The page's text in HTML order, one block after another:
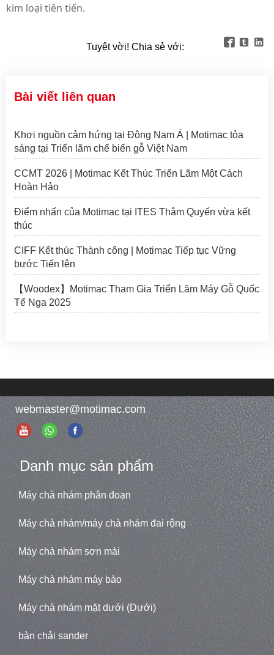
kim loại tiên tiến.
Tuyệt vời! Chia sẻ với:   
Bài viết liên quan
Khơi nguồn cảm hứng tại Đông Nam Á | Motimac tỏa
sáng tại Triển lãm chế biến gỗ Việt Nam
CCMT 2026 | Motimac Kết Thúc Triển Lãm Một Cách
Hoàn Hảo
Điểm nhấn của Motimac tại ITES Thâm Quyến vừa kết
thúc
CIFF Kết thúc Thành công | Motimac Tiếp tục Vững
bước Tiến lên
【Woodex】Motimac Tham Gia Triển Lãm Máy Gỗ Quốc
Tế Nga 2025
webmaster@motimac.com
Danh mục sản phẩm
Máy chà nhám phân đoạn
Máy chà nhám/máy chà nhám đai rộng
Máy chà nhám sơn mài
Máy chà nhám máy bào
Máy chà nhám mặt dưới (Dưới)
bàn chải sander